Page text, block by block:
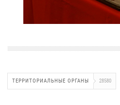
ТЕРРИТОРИАЛЬНЫЕ ОРГАНЫ 28580